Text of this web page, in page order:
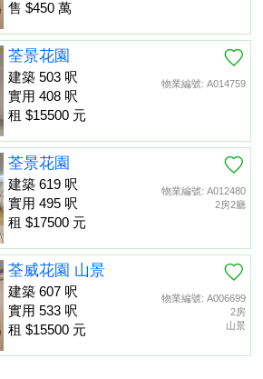
售 $450 萬
物業編號: A014759
荃景花園
建築 503 呎
實用 408 呎
租 $15500 元
物業編號: A012480
2房2廳
荃景花園
建築 619 呎
實用 495 呎
租 $17500 元
物業編號: A006699
2房
山景
荃威花園 山景
建築 607 呎
實用 533 呎
租 $15500 元